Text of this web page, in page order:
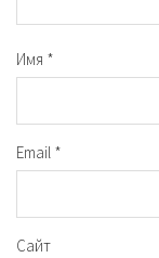
Имя *
Email *
Сайт